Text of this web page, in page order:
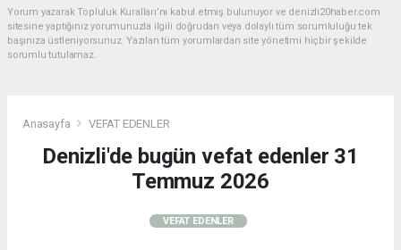
Yorum yazarak Topluluk Kuralları’nı kabul etmiş bulunuyor ve denizli20haber.com
sitesine yaptığınız yorumunuzla ilgili doğrudan veya dolaylı tüm sorumluluğu tek
başınıza üstleniyorsunuz. Yazılan tüm yorumlardan site yönetimi hiçbir şekilde
sorumlu tutulamaz.
Anasayfa VEFAT EDENLER
Denizli'de bugün vefat edenler 31
Temmuz 2026
VEFAT EDENLER